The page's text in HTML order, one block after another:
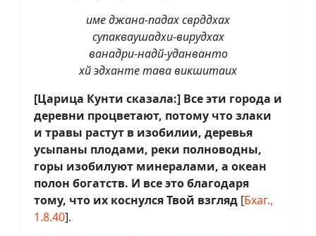
име джана-падах сврддхах
супакваушадхи-вирудхах
ванадри-надй-уданванто
хй эдханте тава викшитаих
[Царица Кунти сказала:] Все эти города и
деревни процветают, потому что злаки
и травы растут в изобилии, деревья
усыпаны плодами, реки полноводны,
горы изобилуют минералами, а океан
полон богатств. И все это благодаря
тому, что их коснулся Твой взгляд [Бхаг.,
1.8.40].